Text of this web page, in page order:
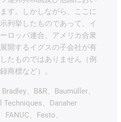
す。しかしながら、ここに
列挙したものであって、イ
ロッパ連合、アメリカ合衆
開するイグスの子会社が有
たものではありません（例
商標など）。
、B&R、Baumüller、
、Danaher
FANUC、Festo、